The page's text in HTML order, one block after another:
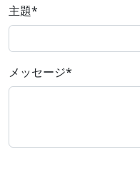
主題*
メッセージ*